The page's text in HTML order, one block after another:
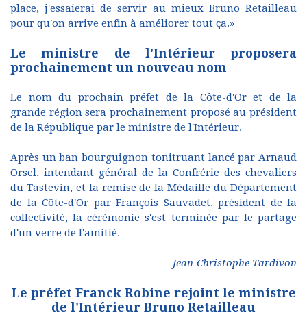
place, j'essaierai de servir au mieux Bruno Retailleau
pour qu'on arrive enfin à améliorer tout ça.»
Le ministre de l'Intérieur proposera
prochainement un nouveau nom
Le nom du prochain préfet de la Côte-d'Or et de la
grande région sera prochainement proposé au président
de la République par le ministre de l'Intérieur.
Après un ban bourguignon tonitruant lancé par Arnaud
Orsel, intendant général de la Confrérie des chevaliers
du Tastevin, et la remise de la Médaille du Département
de la Côte-d'Or par François Sauvadet, président de la
collectivité, la cérémonie s'est terminée par le partage
d'un verre de l'amitié.
Jean-Christophe Tardivon
Le préfet Franck Robine rejoint le ministre
de l'Intérieur Bruno Retailleau